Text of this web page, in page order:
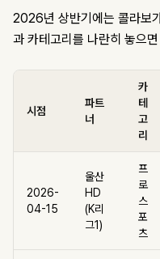
2026년 상반기에는 콜라보
과 카테고리를 나란히 놓으
시점
파트
너
카
테
고
리
2026-
04-15
울산
HD
(K리
그1)
프
로
스
포
츠